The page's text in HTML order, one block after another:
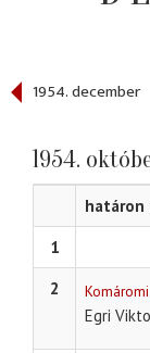
1954. december
1954.
határon
1
2
Egri